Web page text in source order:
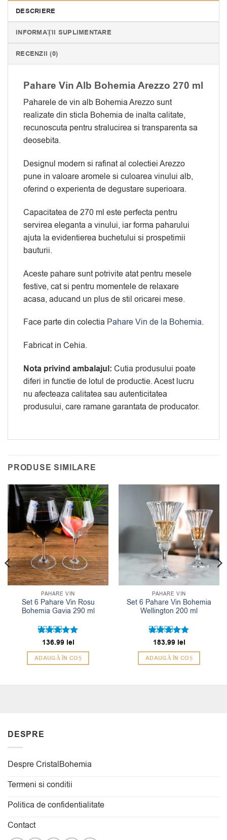
DESCRIERE
INFORMAȚII SUPLIMENTARE
RECENZII (0)
Pahare Vin Alb Bohemia Arezzo 270 ml
Paharele de vin alb Bohemia Arezzo sunt
realizate din sticla Bohemia de inalta calitate,
recunoscuta pentru stralucirea si transparenta sa
deosebita.
Designul modern si rafinat al colectiei Arezzo
pune in valoare aromele si culoarea vinului alb,
oferind o experienta de degustare superioara.
Capacitatea de 270 ml este perfecta pentru
servirea eleganta a vinului, iar forma paharului
ajuta la evidentierea buchetului si prospetimii
bauturii.
Aceste pahare sunt potrivite atat pentru mesele
festive, cat si pentru momentele de relaxare
acasa, aducand un plus de stil oricarei mese.
Face parte din colectia Pahare Vin de la Bohemia.
Fabricat in Cehia.
Nota privind ambalajul: Cutia produsului poate
diferi in functie de lotul de productie. Acest lucru
nu afecteaza calitatea sau autenticitatea
produsului, care ramane garantata de producator.
PRODUSE SIMILARE
PAHARE VIN
Set 6 Pahare Vin Rosu
Bohemia Gavia 290 ml
Evaluat la
5din 5
136.99 lei
ADAUGĂ ÎN COȘ
PAHARE VIN
Set 6 Pahare Vin Bohemia
Wellington 200 ml
Evaluat la
5din 5
183.99 lei
ADAUGĂ ÎN COȘ
DESPRE
Despre CristalBohemia
Termeni si conditii
Politica de confidentialitate
Contact